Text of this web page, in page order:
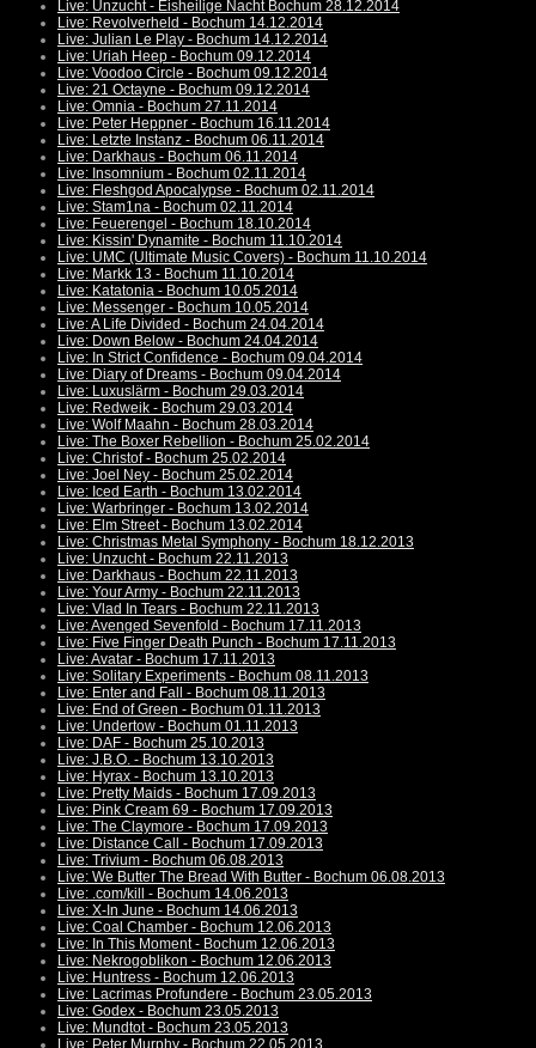
Live: Unzucht - Eisheilige Nacht Bochum 28.12.2014
Live: Revolverheld - Bochum 14.12.2014
Live: Julian Le Play - Bochum 14.12.2014
Live: Uriah Heep - Bochum 09.12.2014
Live: Voodoo Circle - Bochum 09.12.2014
Live: 21 Octayne - Bochum 09.12.2014
Live: Omnia - Bochum 27.11.2014
Live: Peter Heppner - Bochum 16.11.2014
Live: Letzte Instanz - Bochum 06.11.2014
Live: Darkhaus - Bochum 06.11.2014
Live: Insomnium - Bochum 02.11.2014
Live: Fleshgod Apocalypse - Bochum 02.11.2014
Live: Stam1na - Bochum 02.11.2014
Live: Feuerengel - Bochum 18.10.2014
Live: Kissin' Dynamite - Bochum 11.10.2014
Live: UMC (Ultimate Music Covers) - Bochum 11.10.2014
Live: Markk 13 - Bochum 11.10.2014
Live: Katatonia - Bochum 10.05.2014
Live: Messenger - Bochum 10.05.2014
Live: A Life Divided - Bochum 24.04.2014
Live: Down Below - Bochum 24.04.2014
Live: In Strict Confidence - Bochum 09.04.2014
Live: Diary of Dreams - Bochum 09.04.2014
Live: Luxuslärm - Bochum 29.03.2014
Live: Redweik - Bochum 29.03.2014
Live: Wolf Maahn - Bochum 28.03.2014
Live: The Boxer Rebellion - Bochum 25.02.2014
Live: Christof - Bochum 25.02.2014
Live: Joel Ney - Bochum 25.02.2014
Live: Iced Earth - Bochum 13.02.2014
Live: Warbringer - Bochum 13.02.2014
Live: Elm Street - Bochum 13.02.2014
Live: Christmas Metal Symphony - Bochum 18.12.2013
Live: Unzucht - Bochum 22.11.2013
Live: Darkhaus - Bochum 22.11.2013
Live: Your Army - Bochum 22.11.2013
Live: Vlad In Tears - Bochum 22.11.2013
Live: Avenged Sevenfold - Bochum 17.11.2013
Live: Five Finger Death Punch - Bochum 17.11.2013
Live: Avatar - Bochum 17.11.2013
Live: Solitary Experiments - Bochum 08.11.2013
Live: Enter and Fall - Bochum 08.11.2013
Live: End of Green - Bochum 01.11.2013
Live: Undertow - Bochum 01.11.2013
Live: DAF - Bochum 25.10.2013
Live: J.B.O. - Bochum 13.10.2013
Live: Hyrax - Bochum 13.10.2013
Live: Pretty Maids - Bochum 17.09.2013
Live: Pink Cream 69 - Bochum 17.09.2013
Live: The Claymore - Bochum 17.09.2013
Live: Distance Call - Bochum 17.09.2013
Live: Trivium - Bochum 06.08.2013
Live: We Butter The Bread With Butter - Bochum 06.08.2013
Live: .com/kill - Bochum 14.06.2013
Live: X-In June - Bochum 14.06.2013
Live: Coal Chamber - Bochum 12.06.2013
Live: In This Moment - Bochum 12.06.2013
Live: Nekrogoblikon - Bochum 12.06.2013
Live: Huntress - Bochum 12.06.2013
Live: Lacrimas Profundere - Bochum 23.05.2013
Live: Godex - Bochum 23.05.2013
Live: Mundtot - Bochum 23.05.2013